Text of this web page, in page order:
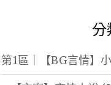
分
第1區｜【BG言情】